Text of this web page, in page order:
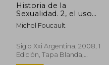
Historia de la
Sexualidad. 2, el uso
de los Placeres
Michel Foucault
Siglo Xxi Argentina, 2008, 1
Edición, Tapa Blanda,
Nuevo